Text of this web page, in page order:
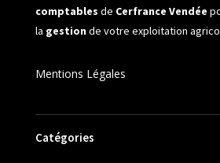
comptables de Cerfrance Vendée
la gestionde votre exploitation
Mentions Légales
Catégories